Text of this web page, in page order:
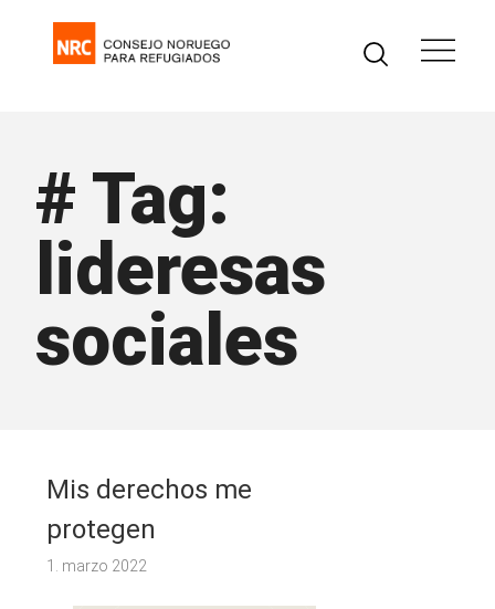
# Tag:
lideresas
sociales
Mis derechos me
protegen
1. marzo 2022